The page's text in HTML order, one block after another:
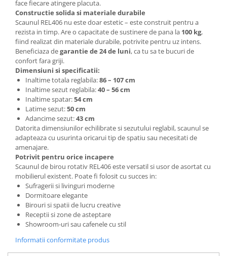
face fiecare atingere placuta.
Constructie solida si materiale durabile
Scaunul REL406 nu este doar estetic – este construit pentru a
rezista in timp. Are o capacitate de sustinere de pana la 100 kg,
fiind realizat din materiale durabile, potrivite pentru uz intens.
Beneficiaza degarantie de 24 de luni, ca tu sa te bucuri de
confort fara griji.
Dimensiuni si specificatii:
Inaltime totala reglabila:86 – 107 cm
Inaltime sezut reglabila:40 – 56 cm
Inaltime spatar:54 cm
Latime sezut:50 cm
Adancime sezut:43 cm
Datorita dimensiunilor echilibrate si sezutului reglabil, scaunul se
adapteaza cu usurinta oricarui tip de spatiu sau necesitati de
amenajare.
Potrivit pentru orice incapere
Scaunul de birou rotativ REL406 este versatil si usor de asortat cu
mobilierul existent. Poate fi folosit cu succes in:
Sufragerii si livinguri moderne
Dormitoare elegante
Birouri si spatii de lucru creative
Receptii si zone de asteptare
Showroom-uri sau cafenele cu stil
Informatii conformitate produs